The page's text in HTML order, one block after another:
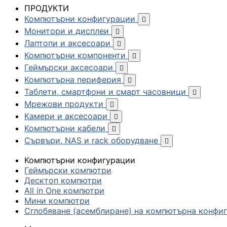
ПРОДУКТИ
Компютърни конфигурации

Монитори и дисплеи 
Лаптопи и аксесоари 
Компютърни компоненти 
Геймърски аксесоари 
Компютърна периферия 
Таблети, смартфони и смарт часовници 
Мрежови продукти 
Камери и аксесоари 
Компютърни кабели 
Сървъри, NAS и rack оборудване 
Компютърни конфигурации
Геймърски компютри
Десктоп компютри
All in One компютри
Мини компютри
Сглобяване (асемблиране) на компютърна